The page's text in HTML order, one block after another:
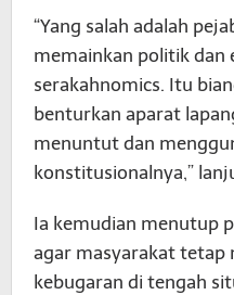
“Yang salah adalah
memainkan politik dan
serakahnomics. Itu
benturkan aparat
menuntut dan
konstitusionalnya,”
Ia kemudian menutup
agar masyarakat tetap
kebugaran di tengah